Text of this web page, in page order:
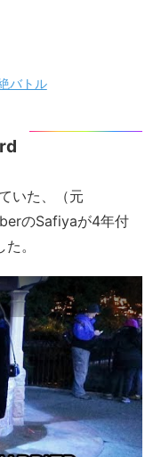
バトル
いた、（元
のSafiyaが4年付
。